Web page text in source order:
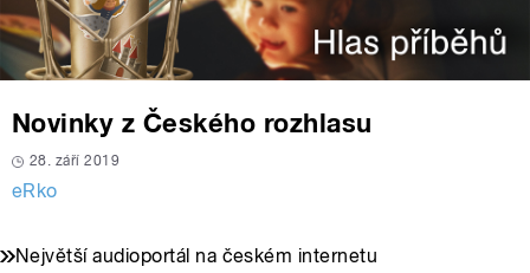
Novinky z Českého rozhlasu
28. září 2019
eRko
Největší audioportál na českém internetu